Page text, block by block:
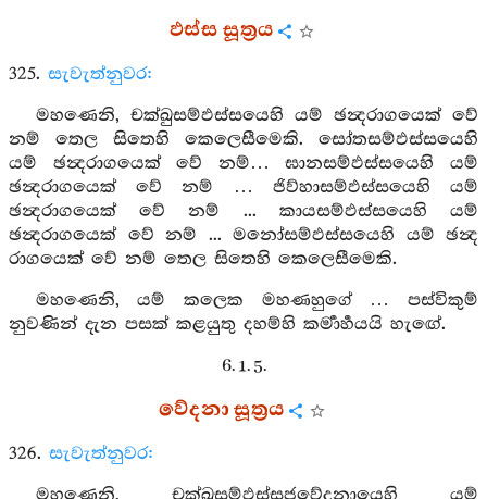
ඵස්ස සූත්‍රය
325. සැවැත්නුවර:
මහණෙනි, චක්ඛුසම්ඵස්සයෙහි යම් ඡන්‍දරාගයෙක් වේ
නම් තෙල සිතෙහි කෙලෙසීමෙකි. සෝතසම්ඵස්සයෙහි
යම් ඡන්‍දරාගයෙක් වේ නම්… ඝානසම්ඵස්සයෙහි යම්
ඡන්‍දරාගයෙක් වේ නම් … ජිව්හාසම්ඵස්සයෙහි යම්
ඡන්‍දරාගයෙක් වේ නම් ... කායසම්ඵස්සයෙහි යම්
ඡන්‍දරාගයෙක් වේ නම් ... මනෝසම්ඵස්සයෙහි යම් ඡන්‍ද
රාගයෙක් වේ නම් තෙල සිතෙහි කෙලෙසීමෙකි.
මහණෙනි, යම් කලෙක මහණහුගේ … පස්විකුම්
නුවණින් දැන පසක් කළයුතු දහම්හි කර්‍මාර්‍හයයි හැඟේ.
6. 1. 5.
වේදනා සූත්‍රය
326. සැවැත්නුවර: